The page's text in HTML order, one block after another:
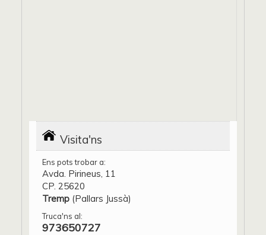
Visita'ns
Ens pots trobar a:
Avda. Pirineus, 11
CP. 25620
Tremp (Pallars Jussà)
Truca'ns al:
973650727